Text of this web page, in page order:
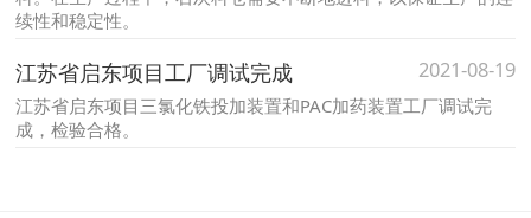
续性和稳定性。
江苏省启东项目工厂调试完成 2021-08-19
江苏省启东项目三氯化铁投加装置和PAC加药装置工厂调试完
成，检验合格。